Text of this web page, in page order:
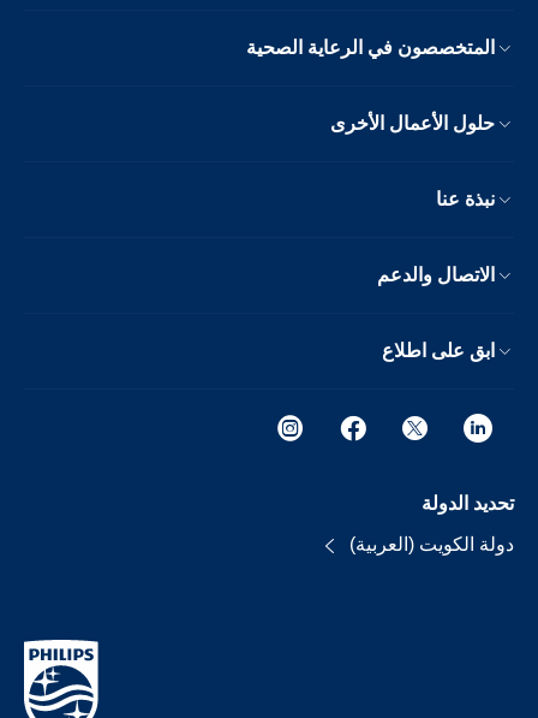
المتخصصون في الرعاية الصحية
حلول الأعمال الأخرى
نبذة عنا
الاتصال والدعم
ابق على اطلاع
تحديد الدولة
دولة الكويت (العربية)